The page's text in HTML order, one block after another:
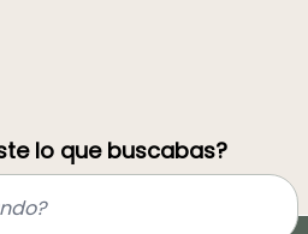
lo que buscabas?